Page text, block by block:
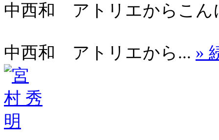
中西和 アトリエからこん
中西和 アトリエから... »